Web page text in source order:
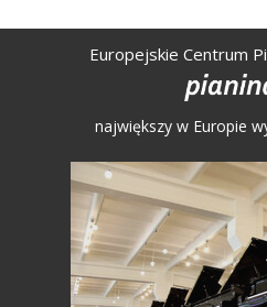
Europejskie Centrum
największy w Europie